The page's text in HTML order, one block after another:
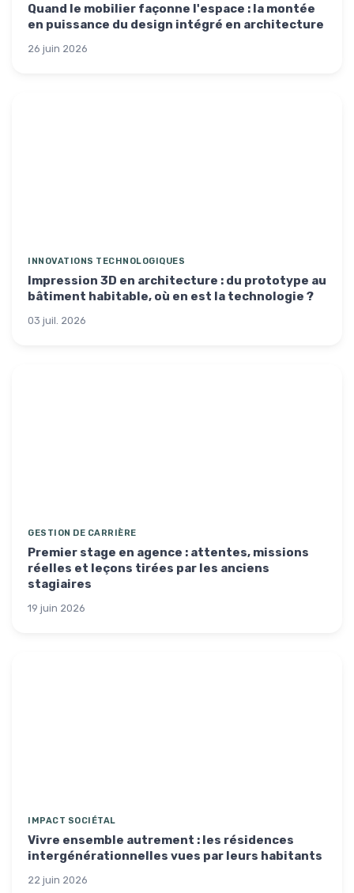
Quand le mobilier façonne l'espace : la montée
en puissance du design intégré en architecture
26 juin 2026
INNOVATIONS TECHNOLOGIQUES
Impression 3D en architecture : du prototype au
bâtiment habitable, où en est la technologie ?
03 juil. 2026
GESTION DE CARRIÈRE
Premier stage en agence : attentes, missions
réelles et leçons tirées par les anciens
stagiaires
19 juin 2026
IMPACT SOCIÉTAL
Vivre ensemble autrement : les résidences
intergénérationnelles vues par leurs habitants
22 juin 2026